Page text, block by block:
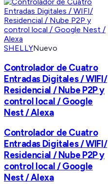
SHELLYNuevo
Controlador de Cuatro
Entradas Digitales / WIFI/
Residencial / Nube P2P y
control local / Google
Nest / Alexa
Controlador de Cuatro
Entradas Digitales / WIFI/
Residencial / Nube P2P y
control local / Google
Nest / Alexa